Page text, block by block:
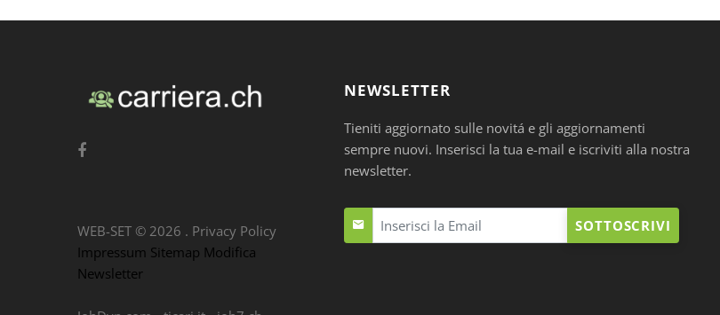
NEWSLETTER
Tieniti aggiornato sulle novitá e gli aggiornamenti
sempre nuovi. Inserisci la tua e-mail e iscriviti alla nostra
newsletter.
SOTTOSCRIVI
WEB-SET © 2026 . Privacy Policy
Impressum Sitemap Modifica
Newsletter